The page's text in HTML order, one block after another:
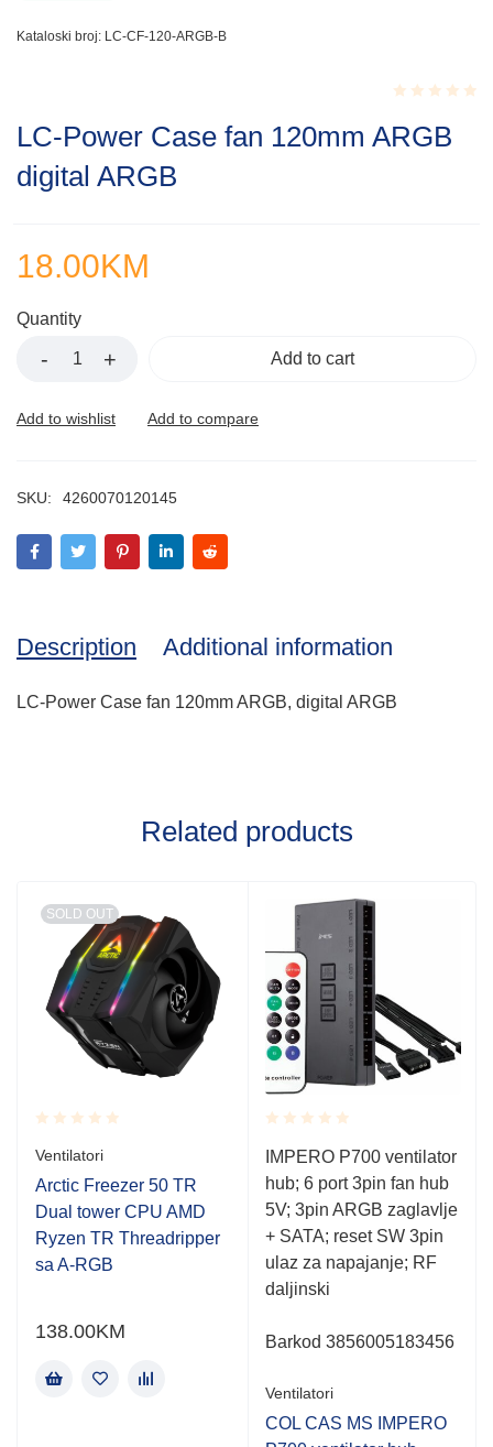
Kataloski broj: LC-CF-120-ARGB-B
0.001
LC-Power Case fan 120mm ARGB
digital ARGB
18.00KM
Quantity
Add to cart
SKU: 4260070120145
Description Additional information
LC-Power Case fan 120mm ARGB, digital ARGB
Related products
SOLD OUT
Rated
0.001
out
of
5
Ventilatori
Arctic Freezer 50 TR
Dual tower CPU AMD
Ryzen TR Threadripper
sa A-RGB
138.00KM
Rated
0.001
out
of
5
IMPERO P700 ventilator
hub; 6 port 3pin fan hub
5V; 3pin ARGB zaglavlje
+ SATA; reset SW 3pin
ulaz za napajanje; RF
daljinski
Barkod 3856005183456
Ventilatori
COL CAS MS IMPERO